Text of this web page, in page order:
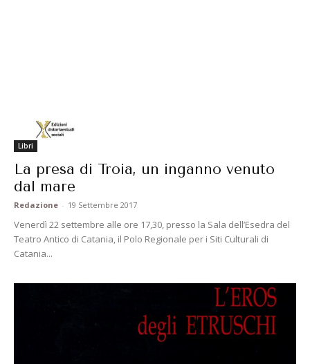
Libri
La presa di Troia, un inganno venuto
dal mare
Redazione - 19 Settembre 2017
Venerdì 22 settembre alle ore 17,30, presso la Sala dell’Esedra del
Teatro Antico di Catania, il Polo Regionale per i Siti Culturali di
Catania...